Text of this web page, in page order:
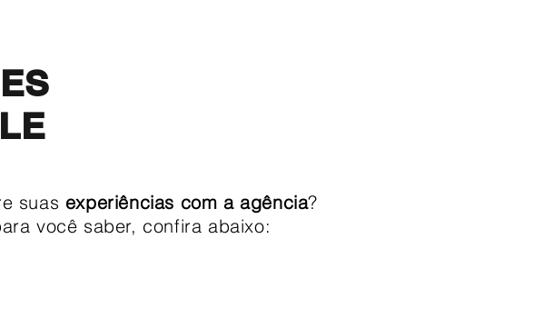
suas experiências com a agência?
você saber, confira abaixo: